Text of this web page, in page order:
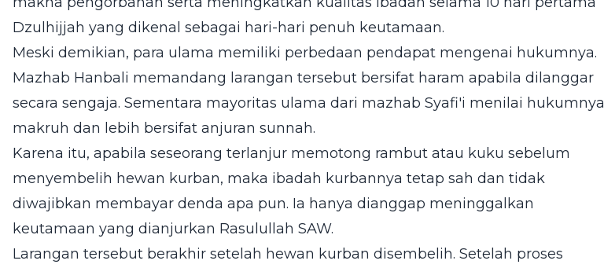
Dzulhijjah yang dikenal sebagai hari-hari penuh keutamaan.
Meski demikian, para ulama memiliki perbedaan pendapat mengenai hukumnya.
Mazhab Hanbali memandang larangan tersebut bersifat haram apabila dilanggar
secara sengaja. Sementara mayoritas ulama dari mazhab Syafi'i menilai hukumnya
makruh dan lebih bersifat anjuran sunnah.
Karena itu, apabila seseorang terlanjur memotong rambut atau kuku sebelum
menyembelih hewan kurban, maka ibadah kurbannya tetap sah dan tidak
diwajibkan membayar denda apa pun. Ia hanya dianggap meninggalkan
keutamaan yang dianjurkan Rasulullah SAW.
Larangan tersebut berakhir setelah hewan kurban disembelih. Setelah proses